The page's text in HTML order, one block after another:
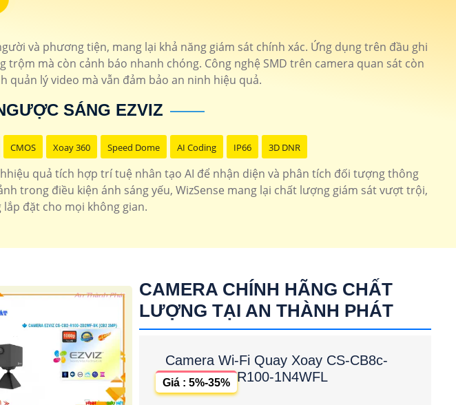
và phương tiện, mang lại khả năng giám sát chính xác. Ứng dụng trên đầu ghi
trộm mà còn cảnh báo nhanh chóng. Công nghệ SMD trên camera quan sát còn
lý video mà vẫn đảm bảo an ninh hiệu quả.
SÁNG EZVIZ
CMOS Xoay 360 Speed Dome AI Coding IP66 3D DNR
quả tích hợp trí tuệ nhân tạo AI để nhận diện và phân tích đối tượng thông
trong điều kiện ánh sáng yếu, WizSense mang lại chất lượng giám sát vượt trội,
đặt cho mọi không gian.
CAMERA CHÍNH HÃNG CHẤT
LƯỢNG TẠI AN THÀNH PHÁT
Camera Wi-Fi Quay Xoay CS-CB8c-
R100-1N4WFL
Giá : 5%-35%